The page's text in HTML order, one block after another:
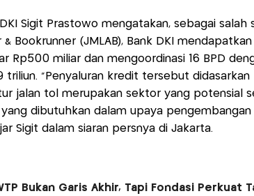
Sigit Prastowo mengatakan, sebagai salah
Bookrunner (JMLAB), Bank DKI
Rp500 miliar dan mengoordinasi 16 BPD
triliun. “Penyaluran kredit tersebut
jalan tol merupakan sektor yang potensial
dibutuhkan dalam upaya pengembangan
Sigit dalam siaran persnya di Jakarta.
Bukan Garis Akhir, Tapi Fondasi Perkuat